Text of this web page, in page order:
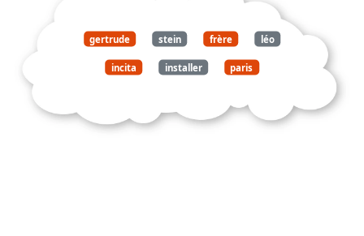
gertrude stein frère léo
incita installer paris